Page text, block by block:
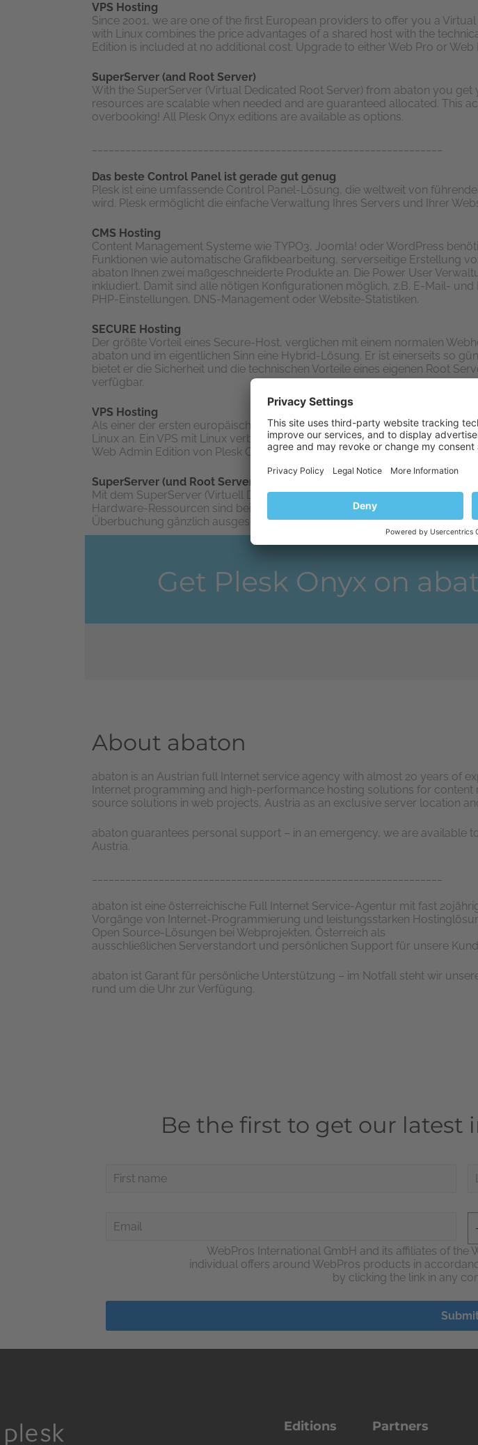
VPS Hosting
Since 2001, we are one of the first European providers to offer you a
with Linux combines the price advantages of a shared host with the
Edition is included at no additional cost. Upgrade to either Web Pro or
SuperServer (and Root Server)
With the SuperServer (Virtual Dedicated Root Server) from abaton you
resources are scalable when needed and are guaranteed allocated. This
overbooking! All Plesk Onyx editions are available as options.
Das beste Control Panel ist gerade gut genug
Plesk ist eine umfassende Control Panel-Lösung, die weltweit von
wird. Plesk ermöglicht die einfache Verwaltung Ihres Servers und Ihrer
CMS Hosting
Content Management Systeme wie TYPO3, Joomla! oder WordPress
Funktionen wie automatische Grafikbearbeitung, serverseitige Erstellung
abaton Ihnen zwei maßgeschneiderte Produkte an. Die Power User
inkludiert. Damit sind alle nötigen Konfigurationen möglich, z.B. E-Mail-
PHP-Einstellungen, DNS-Management oder Website-Statistiken.
SECURE Hosting
Der größte Vorteil eines Secure-Host, verglichen mit einem normalen
abaton und im eigentlichen Sinn eine Hybrid-Lösung. Er ist einerseits so
bietet er die Sicherheit und die technischen Vorteile eines eigenen Root
verfügbar.
VPS Hosting
Als einer der ersten europäischen Provider bieten wir Ihnen seit 2001 für
Linux an. Ein VPS mit Linux verbindet die preislichen Vorteile eines Shared
Web Admin Edition von Plesk Onyx ist ohne zusätzliche Kosten inkludiert.
SuperServer (und Root Server)
Mit dem SuperServer (Virtuell Dedizierten Root Server) von abaton
Hardware-Ressourcen sind bei Bedarf skalierbar und werden garantiert
Überbuchung gänzlich ausgeschlossen! Alle Plesk Editionen sind optional
Get Plesk Onyx on
About abaton
abaton is an Austrian full Internet service agency with almost 20 years of
Internet programming and high-performance hosting solutions for
source solutions in web projects, Austria as an exclusive server location
abaton guarantees personal support – in an emergency, we are
Austria.
abaton ist eine österreichische Full Internet Service-Agentur mit fast
Vorgänge von Internet-Programmierung und leistungsstarken
Open Source-Lösungen bei Webprojekten, Österreich als
ausschließlichen Serverstandort und persönlichen Support für unsere
abaton ist Garant für persönliche Unterstützung – im Notfall steht wir
rund um die Uhr zur Verfügung.
Be the first to get our latest
WebPros International GmbH and its affiliates of
individual offers around WebPros products in
by clicking the link in any
Editions Partners